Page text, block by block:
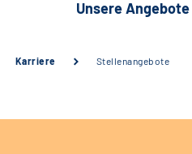
Unsere Angebote
Karriere Stellenangebote